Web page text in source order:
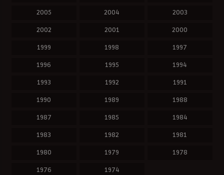
2005 2004 2003
2002 2001 2000
1999 1998 1997
1996 1995 1994
1993 1992 1991
1990 1989 1988
1987 1985 1984
1983 1982 1981
1980 1979 1978
1976 1974